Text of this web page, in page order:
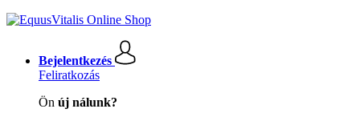
Bejelentkezés
Feliratkozás
Ön új nálunk?